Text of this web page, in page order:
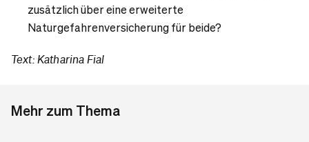
zusätzlich über eine erweiterte
Naturgefahrenversicherung für beide?
Text: Katharina Fial
Mehr zum Thema